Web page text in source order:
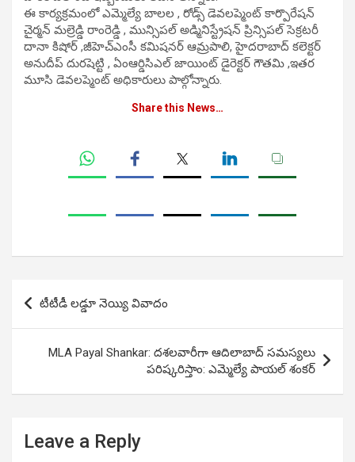
ఈ కార్యక్రమంలో ఎమ్మెల్యే బాలల , రోడ్స్ డెవలప్మెంట్ కార్పొరేషన్
చైర్మన్ మల్రెడ్డి రాంరెడ్డి , మున్సిపల్ అడ్మినిస్ట్రేషన్ ప్రిన్సిపల్ సెక్రటరీ
దానా కిషోర్ ,జీహెచ్ఎంసీ కమిషనర్ ఆమ్రపాలి, హైదరాబాద్ కలెక్టర్
అనుదీప్ దురషెట్టి , ఏంఆర్డిసిఎల్ జాయింట్ డైరెక్టర్ గౌతమి ,ఇతర
మూసి డెవలప్మెంట్ అధికారులు పాల్గోన్నారు.
Share this News…
Post
navigation
టీటీడీ లడ్డూ నెయ్యి వివాదం
MLA Payal Shankar: దశలవారీగా ఆదిలాబాద్ సమస్యలు
పరిష్కరిస్తాం: ఎమ్మెల్యే పాయల్ శంకర్
Leave a Reply